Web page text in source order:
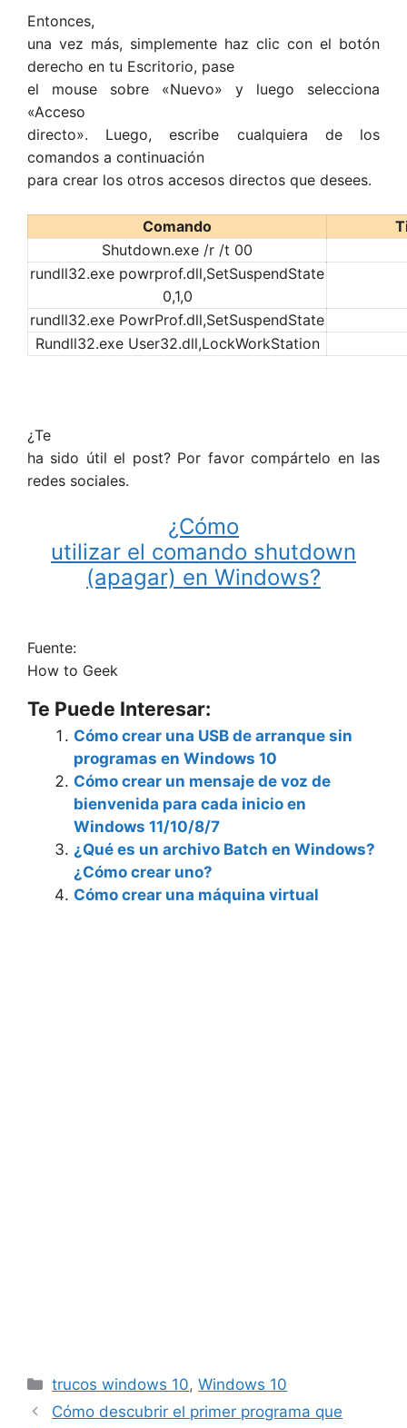
Entonces,
una vez más, simplemente haz clic con el botón
derecho en tu Escritorio, pase
el mouse sobre «Nuevo» y luego selecciona
«Acceso
directo». Luego, escribe cualquiera de los
comandos a continuación
para crear los otros accesos directos que desees.
Comando
Shutdown.exe /r /t 00
rundll32.exe powrprof.dll,SetSuspendState
0,1,0
rundll32.exe PowrProf.dll,SetSuspendState
Rundll32.exe User32.dll,LockWorkStation
¿Te
ha sido útil el post? Por favor compártelo en las
redes sociales.
¿Cómo
utilizar el comando shutdown
(apagar) en Windows?
Fuente:
How to Geek
Te Puede Interesar:
Cómo crear una USB de arranque sin
programas en Windows 10
Cómo crear un mensaje de voz de
bienvenida para cada inicio en
Windows 11/10/8/7
¿Qué es un archivo Batch en Windows?
¿Cómo crear uno?
Cómo crear una máquina virtual
Categorías
trucos windows 10,Windows 10
Cómo descubrir el primer programa que